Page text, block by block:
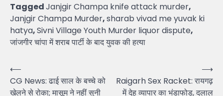
TaggedJanjgir Champa knife attack murder,
Janjgir Champa Murder,sharab vivad me yuvak ki
hatya,Sivni Village Youth Murder liquor dispute,
जांजगीर चांपा में शराब पार्टी के बाद युवक की हत्या
Post
navigation
⟵
CG News: ढाई साल के बच्चे को
खेलने से रोका; मासूम ने नहीं सुनी
Raigarh Sex Racket: रायगढ़
में देह व्यापार का भंडाफोड़, दलाल
⟶